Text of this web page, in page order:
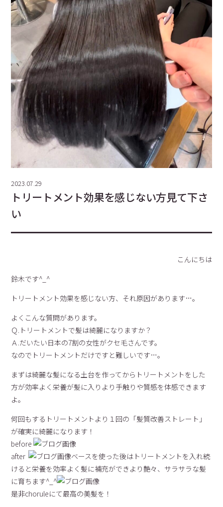
2023.07.29
トリートメント効果を感じない方見て下さ
い
こんにちは
鈴木です^_^
トリートメント効果を感じない方、それ原因があります…。
よくこんな質問があります。
Ｑ.トリートメントで髪は綺麗になりますか？
Ａ.だいたい日本の7割の女性がクセ毛さんです。
なのでトリートメントだけですと難しいです…。
まずは綺麗な髪になる土台を作ってからトリートメントをした
方が効率よく栄養が髪に入りより手触りや質感を体感できます
よ。
何回もするトリートメントより１回の「髪質改善ストレート」
が確実に綺麗になります！
before
after
ベースを使った後はトリートメントを入れ続
けると栄養を効率よく髪に補充ができより艶々、サラサラな髪
に育ちます^_^
是非choruleにて最高の美髪を！